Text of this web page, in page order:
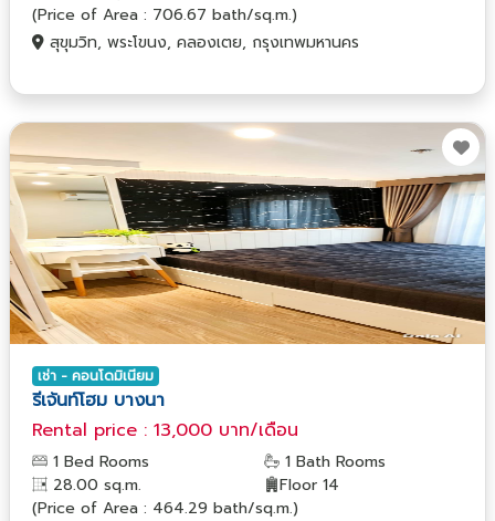
(Price of Area : 706.67 bath/sq.m.)
สุขุมวิท, พระโขนง, คลองเตย, กรุงเทพมหานคร
เช่า - คอนโดมิเนียม
รีเจ้นท์โฮม บางนา
Rental price : 13,000 บาท/เดือน
1 Bed Rooms
1 Bath Rooms
28.00 sq.m.
Floor 14
(Price of Area : 464.29 bath/sq.m.)